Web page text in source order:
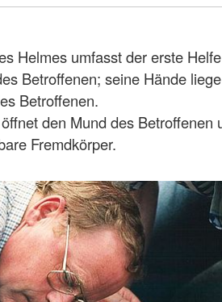
Helmes umfasst der erste
Betroffenen; seine Hände
Betroffenen.
den Mund des Betroffenen
Fremdkörper.